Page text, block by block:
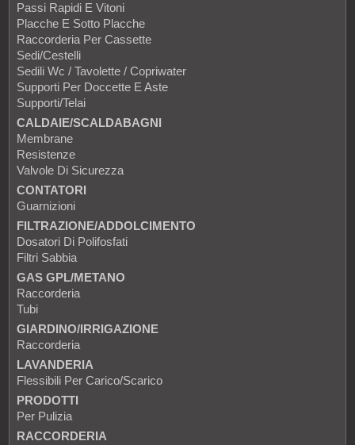
Passi Rapidi E Vitoni
Placche E Sotto Placche
Raccorderia Per Cassette
Sedi/Cestelli
Sedili Wc / Tavolette / Copriwater
Supporti Per Doccette E Aste
Supporti/Telai
CALDAIE/SCALDABAGNI
Membrane
Resistenze
Valvole Di Sicurezza
CONTATORI
Guarnizioni
FILTRAZIONE/ADDOLCIMENTO
Dosatori Di Polifosfati
Filtri Sabbia
GAS GPL/METANO
Raccorderia
Tubi
GIARDINO/IRRIGAZIONE
Raccorderia
LAVANDERIA
Flessibili Per Carico/scarico
PRODOTTI
Per Pulizia
RACCORDERIA